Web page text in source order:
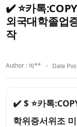
✔️ ⭐카톡
외국대학졸업
작
Author : 박** Date
✔️ $ ⭐카톡
학위증서위조